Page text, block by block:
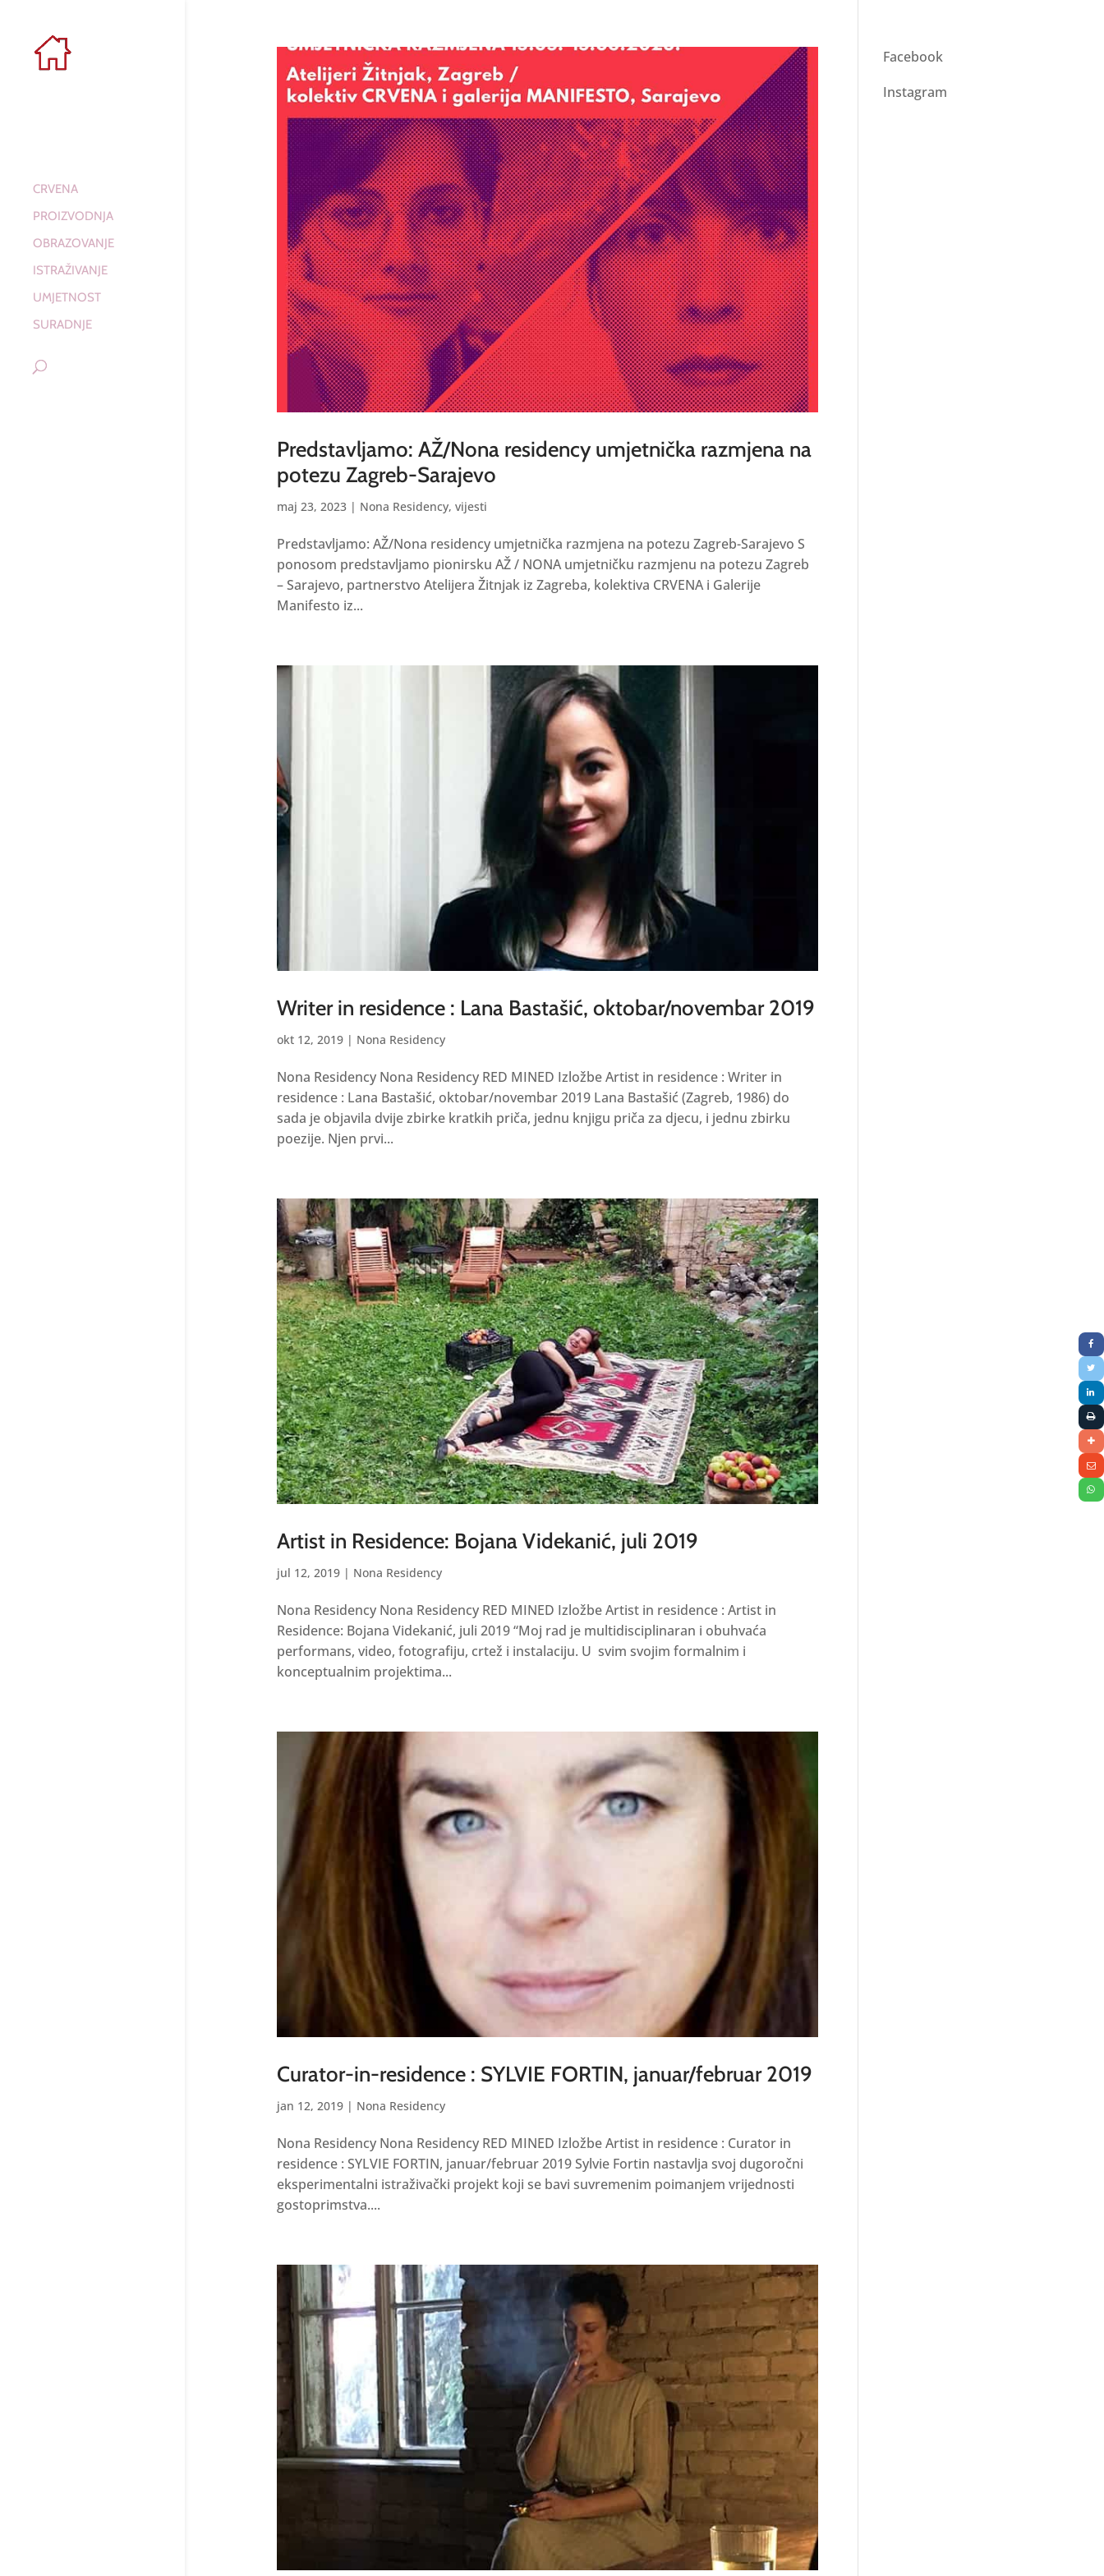
CRVENA
PROIZVODNJA
OBRAZOVANJE
ISTRAŽIVANJE
UMJETNOST
SURADNJE
Predstavljamo: AŽ/Nona residency umjetnička razmjena na
potezu Zagreb-Sarajevo
maj 23, 2023| Nona Residency, vijesti
Predstavljamo: AŽ/Nona residency umjetnička razmjena na potezu Zagreb-Sarajevo S
ponosom predstavljamo pionirsku AŽ / NONA umjetničku razmjenu na potezu Zagreb
– Sarajevo, partnerstvo Atelijera Žitnjak iz Zagreba, kolektiva CRVENA i Galerije
Manifesto iz...
Writer in residence : Lana Bastašić, oktobar/novembar 2019
okt 12, 2019| Nona Residency
Nona Residency Nona Residency RED MINED Izložbe Artist in residence : Writer in
residence : Lana Bastašić, oktobar/novembar 2019 Lana Bastašić (Zagreb, 1986) do
sada je objavila dvije zbirke kratkih priča, jednu knjigu priča za djecu, i jednu zbirku
poezije. Njen prvi...
Artist in Residence: Bojana Videkanić, juli 2019
jul 12, 2019| Nona Residency
Nona Residency Nona Residency RED MINED Izložbe Artist in residence : Artist in
Residence: Bojana Videkanić, juli 2019 “Moj rad je multidisciplinaran i obuhvaća
performans, video, fotografiju, crtež i instalaciju. U svim svojim formalnim i
konceptualnim projektima...
Curator-in-residence : SYLVIE FORTIN, januar/februar 2019
jan 12, 2019| Nona Residency
Nona Residency Nona Residency RED MINED Izložbe Artist in residence : Curator in
residence : SYLVIE FORTIN, januar/februar 2019 Sylvie Fortin nastavlja svoj dugoročni
eksperimentalni istraživački projekt koji se bavi suvremenim poimanjem vrijednosti
gostoprimstva....
Facebook
Instagram